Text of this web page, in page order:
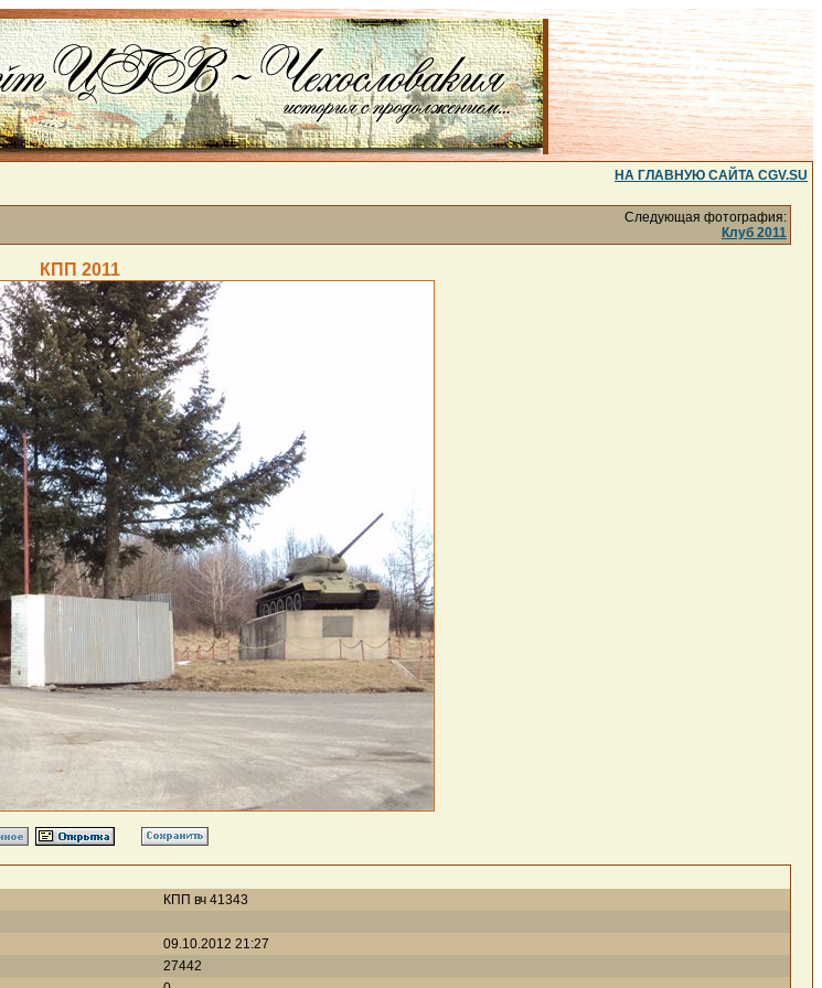
НА ГЛАВНУЮ САЙТА CGV.SU
Следующая фотография:
Клуб 2011
КПП 2011
КПП вч 41343
09.10.2012 21:27
27442